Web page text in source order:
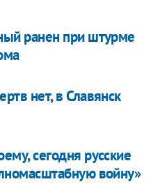
ранен при штурме
нет, в Славянск
сегодня русские
войну»